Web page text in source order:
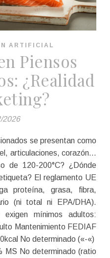
ARTIFICIAL
Piensos
¿Realidad
2026
articulaciones, corazón…
de 120-200°C? ¿Dónde
El reglamento UE
proteína, grasa, fibra,
(ni total ni EPA/DHA).
exigen mínimos adultos:​
Mantenimiento FEDIAF
No determinado («-«)
MS No determinado (ratio